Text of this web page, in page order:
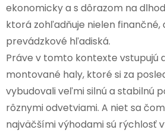
ekonomicky a s dôrazom na
ktorá zohľadňuje nielen finančné,
prevádzkové hľadiská.
Práve v tomto kontexte vstupujú
montované haly, ktoré si za
vybudovali veľmi silnú a stabilnú
rôznymi odvetviami. A niet sa
najväčšími výhodami sú rýchlosť